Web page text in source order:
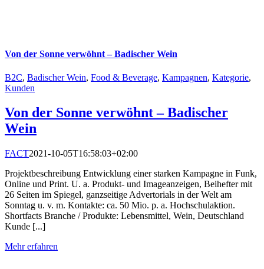
Von der Sonne verwöhnt – Badischer Wein
B2C, Badischer Wein, Food & Beverage, Kampagnen, Kategorie,
Kunden
Von der Sonne verwöhnt – Badischer
Wein
FACT2021-10-05T16:58:03+02:00
Projektbeschreibung Entwicklung einer starken Kampagne in Funk,
Online und Print. U. a. Produkt- und Imageanzeigen, Beihefter mit
26 Seiten im Spiegel, ganzseitige Advertorials in der Welt am
Sonntag u. v. m. Kontakte: ca. 50 Mio. p. a. Hochschulaktion.
Shortfacts Branche / Produkte: Lebensmittel, Wein, Deutschland
Kunde [...]
Mehr erfahren